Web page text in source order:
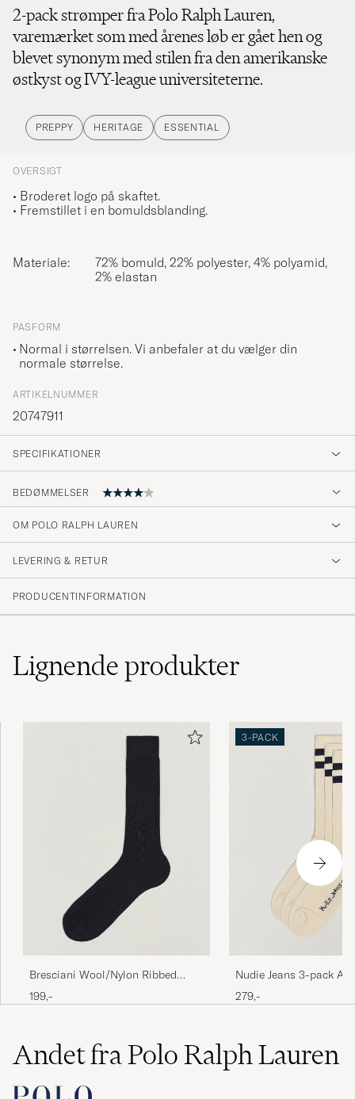
2-pack strømper fra Polo Ralph Lauren,
varemærket som med årenes løb er gået hen og
blevet synonym med stilen fra den amerikanske
østkyst og IVY-league universiteterne.
PREPPY HERITAGE ESSENTIAL
OVERSIGT
• Broderet logo på skaftet.
• Fremstillet i en bomuldsblanding.
Materiale:
72% bomuld, 22% polyester, 4% polyamid,
2% elastan
PASFORM
Normal i størrelsen. Vi anbefaler at du vælger din
normale størrelse.
ARTIKELNUMMER
20747911
SPECIFIKATIONER
BEDØMMELSER
4
OM POLO RALPH LAUREN
LEVERING & RETUR
PRODUCENTINFORMATION
Lignendeprodukter
Bresciani Wool/Nylon Ribbed
Short Socks Navy
199,-
3-PACK
Nudie Jeans 3-pack
Tennis Socks Off
279,-
Andet fra Polo Ralph Lauren